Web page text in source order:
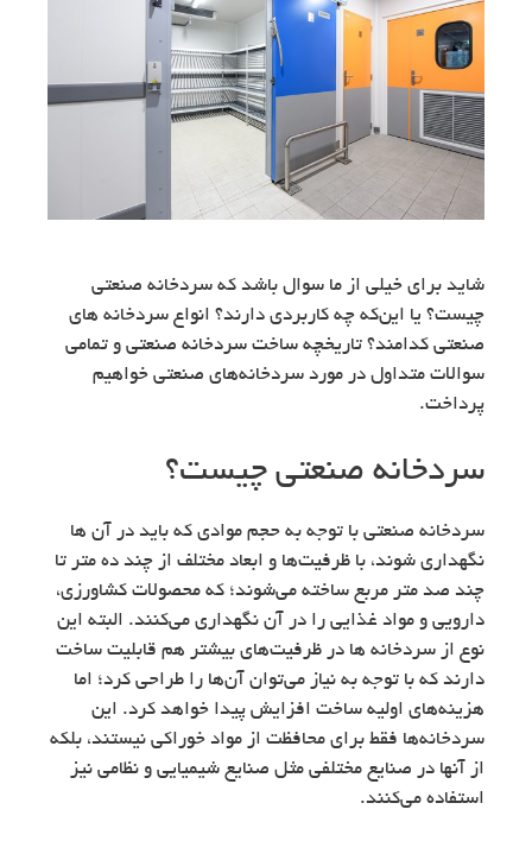
شاید برای خیلی از ما سوال باشد که سردخانه‌ صنعتی
چیست؟ یا این‌که چه کاربردی دارند؟ انواع سردخانه های
صنعتی کدامند؟ تاریخچه ساخت سردخانه‌ صنعتی و تمامی
سوالات متداول در مورد سردخانه‌های صنعتی خواهیم
پرداخت.
سردخانه صنعتی چیست؟
سردخانه‌ صنعتی با توجه به حجم موادی که باید در آن ها
نگهداری شوند، با ظرفیت‌ها و ابعاد مختلف از چند ده متر تا
چند صد متر مربع ساخته می‌شوند؛ که محصولات کشاورزی،
دارویی و مواد غذایی را در آن نگهداری می‌کنند. البته این
نوع از سردخانه ها در ظرفیت‌های بیشتر هم قابلیت ساخت
دارند که با توجه به نیاز می‌توان آن‌ها را طراحی کرد؛ اما
هزینه‌های اولیه ساخت افزایش پیدا خواهد کرد. این
سردخانه‌ها فقط برای محافظت از مواد خوراکی نیستند، بلکه
از آنها در صنایع مختلفی مثل صنایع شیمیایی و نظامی نیز
استفاده می‌کنند.